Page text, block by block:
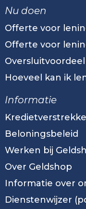
Nu doen
Offerte voor
Offerte voor
Hoeveel kan ik
Informatie
Beloningsbeleid
Werken bij
Over Geldshop
Informatie over
Dienstenwijzer